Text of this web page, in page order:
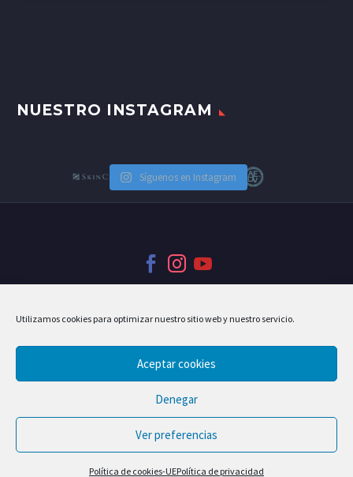
Utilizamos cookies para optimizar nuestro sitio web y nuestro servicio.
Aceptar cookies
Denegar
Ver preferencias
Política de cookies-UEPolítica de privacidad
NUESTRO INSTAGRAM
Síguenos en Instagram
Política de cookies-UE
2017 © Copyright Clínica Sánchez del Río
Hosting Web Cloudin